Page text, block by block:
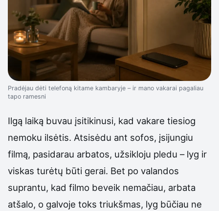
Pradėjau dėti telefoną kitame kambaryje – ir mano vakarai pagaliau
tapo ramesni
Ilgą laiką buvau įsitikinusi, kad vakare tiesiog
nemoku ilsėtis. Atsisėdu ant sofos, įsijungiu
filmą, pasidarau arbatos, užsikloju pledu – lyg ir
viskas turėtų būti gerai. Bet po valandos
suprantu, kad filmo beveik nemačiau, arbata
atšalo, o galvoje toks triukšmas, lyg būčiau ne